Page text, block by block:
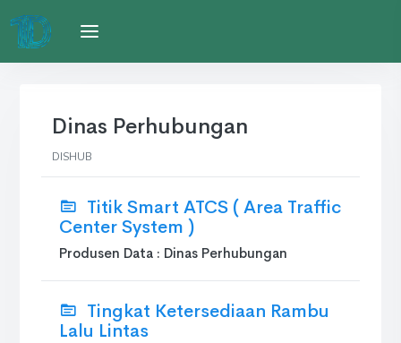
Dinas Perhubungan
DISHUB
Titik Smart ATCS ( Area Traffic
Center System )
Produsen Data : Dinas Perhubungan
Tingkat Ketersediaan Rambu
Lalu Lintas